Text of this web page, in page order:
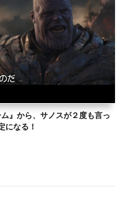
』から、サノスが２度も言っ
になる！